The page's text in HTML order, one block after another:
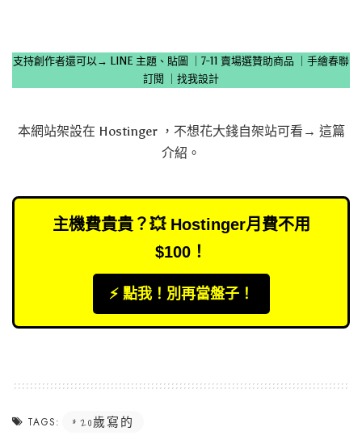
支持創作者還可以→ LINE 主題、貼圖 7-11 賣場選贊助商品
手繪春聯
訂閱
找我設計
本網站架設在 Hostinger，不想花大錢自架站可看→ 這篇
介紹 。
主機費貴貴？💥 Hostinger月費不用
$100！
⚡️ 點我！別再當盤子！
TAGS: 20歲寫的